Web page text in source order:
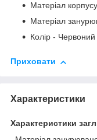
Матеріал
Матеріал
Колір - Червоний
Приховати
Характеристики
Характеристики